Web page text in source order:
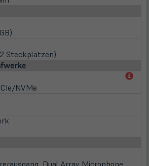
Steckplätzen)
NVMe